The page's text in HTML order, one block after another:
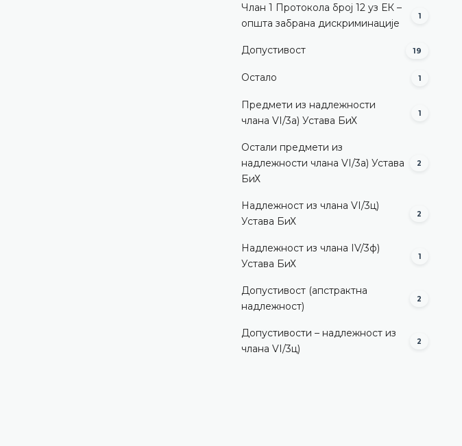
Члан 1 Протокола број 12 уз ЕК –
општа забрана дискриминације
1
Допустивост 19
Остало 1
Предмети из надлежности
члана VI/3а) Устава БиХ
1
Остали предмети из
надлежности члана VI/3а) Устава
БиХ
2
Надлежност из члана VI/3ц)
Устава БиХ
2
Надлежност из члана IV/3ф)
Устава БиХ
1
Допустивост (aпстрактна
надлежност)
2
Допустивости – надлежност из
члана VI/3ц)
2